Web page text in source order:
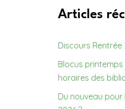
Articles
Discours Rentrée
Blocus printemps
horaires des
Du nouveau